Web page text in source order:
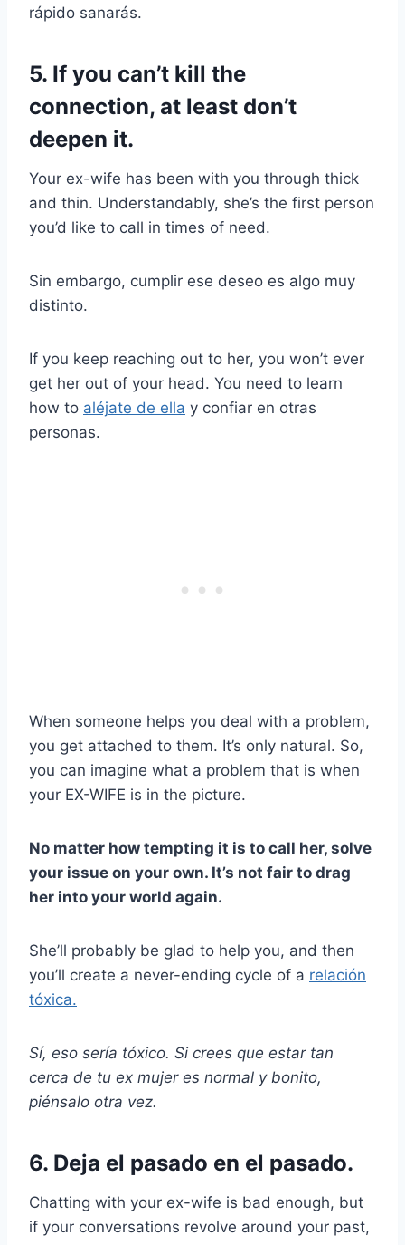
rápido sanarás.
5. If you can’t kill the
connection, at least don’t
deepen it.
Your ex-wife has been with you through thick
and thin. Understandably, she’s the first person
you’d like to call in times of need.
Sin embargo, cumplir ese deseo es algo muy
distinto.
If you keep reaching out to her, you won’t ever
get her out of your head. You need to learn
how to aléjate de ella y confiar en otras
personas.
When someone helps you deal with a problem,
you get attached to them. It’s only natural. So,
you can imagine what a problem that is when
your EX-WIFE is in the picture.
No matter how tempting it is to call her, solve
your issue on your own. It’s not fair to drag
her into your world again.
She’ll probably be glad to help you, and then
you’ll create a never-ending cycle of a relación
tóxica.
Sí, eso sería tóxico. Si crees que estar tan
cerca de tu ex mujer es normal y bonito,
piénsalo otra vez.
6. Deja el pasado en el pasado.
Chatting with your ex-wife is bad enough, but
if your conversations revolve around your past,